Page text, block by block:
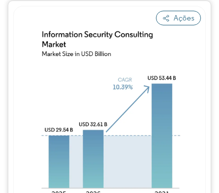
Ações
Imagem © Mordor Intelligence. O reuso